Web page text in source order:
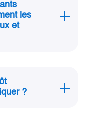
les
et
?